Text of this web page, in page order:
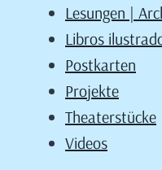
Lesungen |
Libros
Postkarten
Projekte
Theaterstücke
Videos